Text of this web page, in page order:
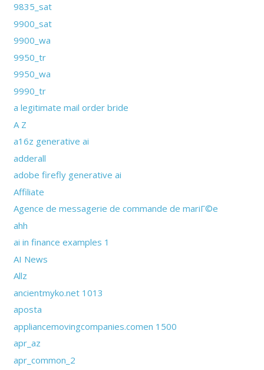
9835_sat
9900_sat
9900_wa
9950_tr
9950_wa
9990_tr
a legitimate mail order bride
A Z
a16z generative ai
adderall
adobe firefly generative ai
Affiliate
Agence de messagerie de commande de mariГ©e
ahh
ai in finance examples 1
AI News
Allz
ancientmyko.net 1013
aposta
appliancemovingcompanies.comen 1500
apr_az
apr_common_2